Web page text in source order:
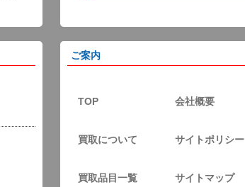
ご案内
TOP 会社概要
買取について サイトポリシー
買取品目一覧 サイトマップ